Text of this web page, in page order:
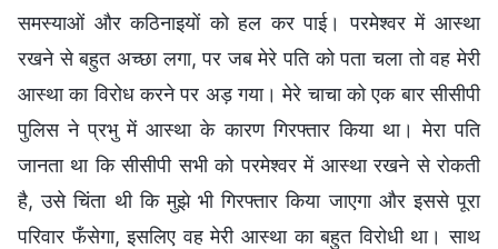
समस्याओं और कठिनाइयों को हल कर पाई। परमेश्वर में आस्था
रखने से बहुत अच्छा लगा, पर जब मेरे पति को पता चला तो वह मेरी
आस्था का विरोध करने पर अड़ गया। मेरे चाचा को एक बार सीसीपी
पुलिस ने प्रभु में आस्था के कारण गिरफ्तार किया था। मेरा पति
जानता था कि सीसीपी सभी को परमेश्वर में आस्था रखने से रोकती
है, उसे चिंता थी कि मुझे भी गिरफ्तार किया जाएगा और इससे पूरा
परिवार फँसेगा, इसलिए वह मेरी आस्था का बहुत विरोधी था। साथ